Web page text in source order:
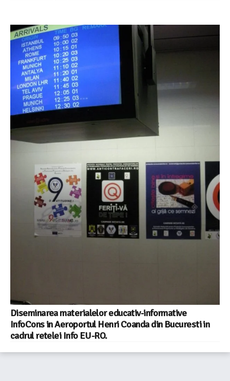
Diseminarea materialelor educativ-informative
InfoCons in Aeroportul Henri Coanda din Bucuresti in
cadrul retelei Info EU-RO.